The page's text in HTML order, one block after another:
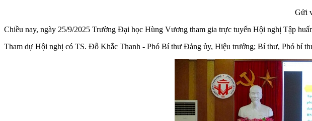
Gửi
Chiều nay, ngày 25/9/2025 Trường Đại học Hùng Vương tham gia trực tuyến Hội nghị Tập
Tham dự Hội nghị có TS. Đỗ Khắc Thanh - Phó Bí thư Đảng ủy, Hiệu trưởng; Bí thư, Phó bí